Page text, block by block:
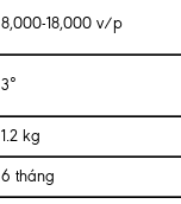
8,000-18,000 v/p
3°
1.2 kg
6 tháng